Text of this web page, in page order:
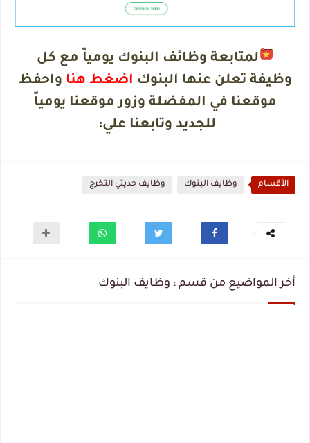
لمتابعة وظائف البنوك يومياّ مع كل
وظيفة تعلن عنها البنوك اضغط هنا واحفظ
موقعنا في المفضلة وزور موقعنا يومياّ
للجديد وتابعنا علي:
الأقسام وظايف البنوك وظايف حديثي التخرج
أخر المواضيع من قسم : وظايف البنوك